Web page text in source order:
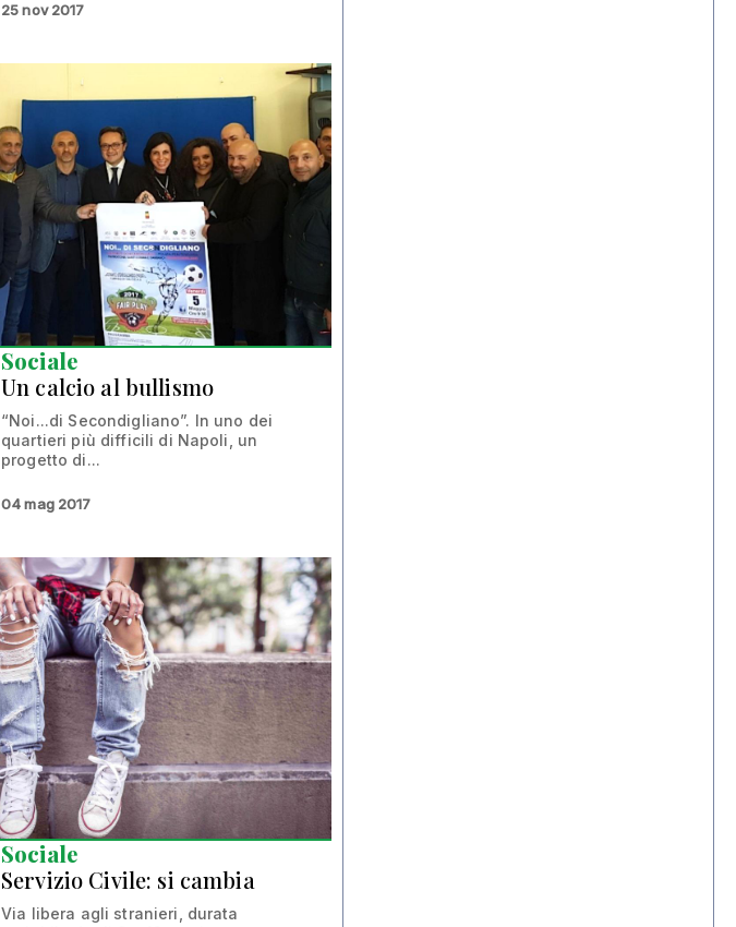
25 nov 2017
Sociale
Un calcio al bullismo
“Noi...di Secondigliano”. In uno dei
quartieri più difficili di Napoli, un
progetto di...
04 mag 2017
Sociale
Servizio Civile: si cambia
Via libera agli stranieri, durata